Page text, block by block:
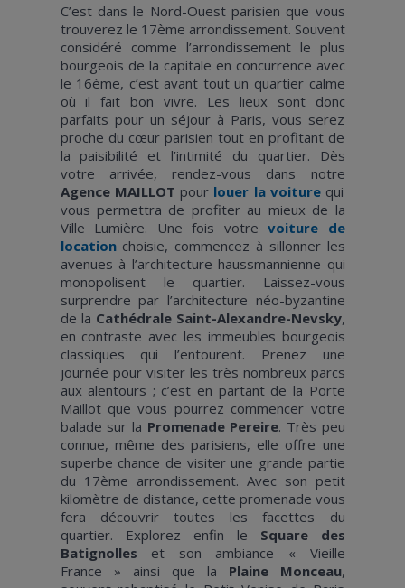
C’est dans le Nord-Ouest parisien que vous
trouverez le 17ème arrondissement. Souvent
considéré comme l’arrondissement le plus
bourgeois de la capitale en concurrence avec
le 16ème, c’est avant tout un quartier calme
où il fait bon vivre. Les lieux sont donc
parfaits pour un séjour à Paris, vous serez
proche du cœur parisien tout en profitant de
la paisibilité et l’intimité du quartier. Dès
votre arrivée, rendez-vous dans notre
Agence MAILLOT pour louer la voiturequi
vous permettra de profiter au mieux de la
Ville Lumière. Une fois votre voiture de
locationchoisie, commencez à sillonner les
avenues à l’architecture haussmannienne qui
monopolisent le quartier. Laissez-vous
surprendre par l’architecture néo-byzantine
de la Cathédrale Saint-Alexandre-Nevsky,
en contraste avec les immeubles bourgeois
classiques qui l’entourent. Prenez une
journée pour visiter les très nombreux parcs
aux alentours ; c’est en partant de la Porte
Maillot que vous pourrez commencer votre
balade sur la Promenade Pereire. Très peu
connue, même des parisiens, elle offre une
superbe chance de visiter une grande partie
du 17ème arrondissement. Avec son petit
kilomètre de distance, cette promenade vous
fera découvrir toutes les facettes du
quartier. Explorez enfin le Square des
Batignolles et son ambiance « Vieille
France » ainsi que la Plaine Monceau,